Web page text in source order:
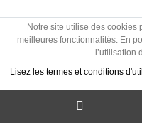
Notre site utilise des cookies
meilleures fonctionnalités. En
l’utilisation
Lisez les termes et conditions
Politique des cookies